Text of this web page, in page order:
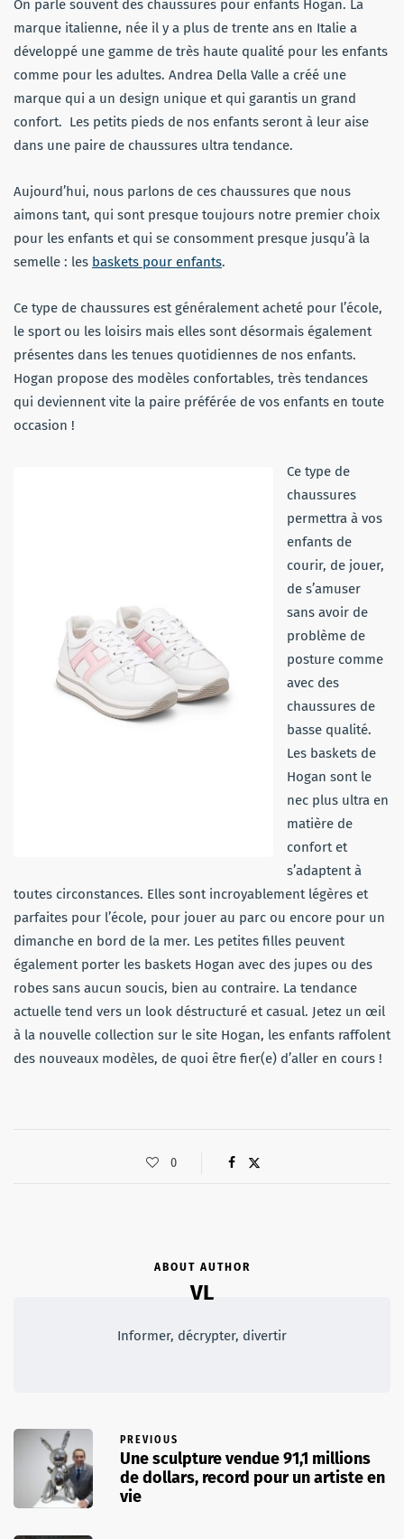
On parle souvent des chaussures pour enfants Hogan. La
marque italienne, née il y a plus de trente ans en Italie a
développé une gamme de très haute qualité pour les enfants
comme pour les adultes. Andrea Della Valle a créé une
marque qui a un design unique et qui garantis un grand
confort. Les petits pieds de nos enfants seront à leur aise
dans une paire de chaussures ultra tendance.
Aujourd’hui, nous parlons de ces chaussures que nous
aimons tant, qui sont presque toujours notre premier choix
pour les enfants et qui se consomment presque jusqu’à la
semelle : les baskets pour enfants.
Ce type de chaussures est généralement acheté pour l’école,
le sport ou les loisirs mais elles sont désormais également
présentes dans les tenues quotidiennes de nos enfants.
Hogan propose des modèles confortables, très tendances
qui deviennent vite la paire préférée de vos enfants en toute
occasion !
Ce type de
chaussures
permettra à vos
enfants de
courir, de jouer,
de s’amuser
sans avoir de
problème de
posture comme
avec des
chaussures de
basse qualité.
Les baskets de
Hogan sont le
nec plus ultra en
matière de
confort et
s’adaptent à
toutes circonstances. Elles sont incroyablement légères et
parfaites pour l’école, pour jouer au parc ou encore pour un
dimanche en bord de la mer. Les petites filles peuvent
également porter les baskets Hogan avec des jupes ou des
robes sans aucun soucis, bien au contraire. La tendance
actuelle tend vers un look déstructuré et casual. Jetez un œil
à la nouvelle collection sur le site Hogan, les enfants raffolent
des nouveaux modèles, de quoi être fier(e) d’aller en cours !
0
ABOUT AUTHOR
VL
Informer, décrypter, divertir
PREVIOUS
Une sculpture vendue 91,1 millions
de dollars, record pour un artiste en
vie